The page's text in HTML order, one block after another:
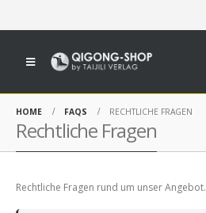
HOME FAQS RECHTLICHE FRAGEN
Rechtliche Fragen
Rechtliche Fragen rund um unser Angebot.